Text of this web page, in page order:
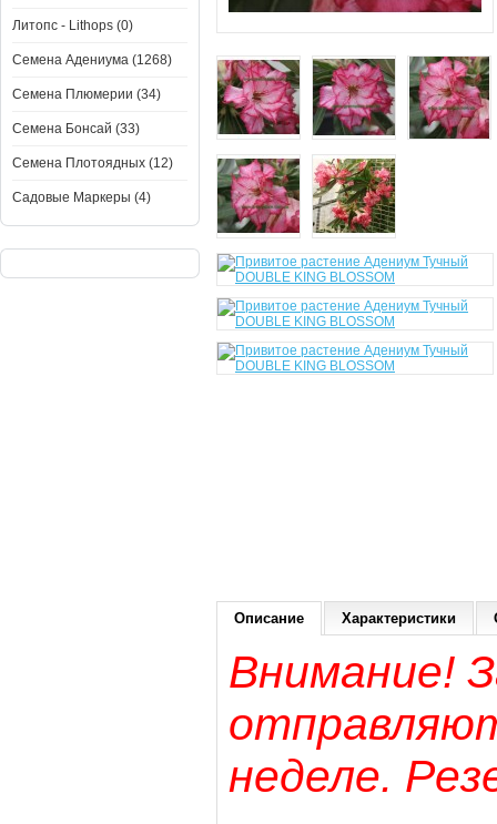
Литопс - Lithops (0)
Семена Адениума (1268)
Семена Плюмерии (34)
Семена Бонсай (33)
Семена Плотоядных (12)
Садовые Маркеры (4)
Описание Характеристики
Внимание!
неделе.